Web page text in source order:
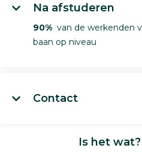
Na afstuderen
90% van de werkenden
baan op niveau
Contact
Is het